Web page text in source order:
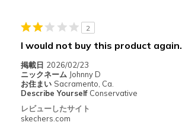
Going Out
Travel
Width
Feels true to width
Sizing
Feels true to size
2
I would not buy this product again.
掲載日 2026/02/23
ニックネーム Johnny D
お住まい Sacramento, Ca.
Describe Yourself Conservative
レビューしたサイト
skechers.com